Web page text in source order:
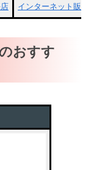
インターネット販売
おすす